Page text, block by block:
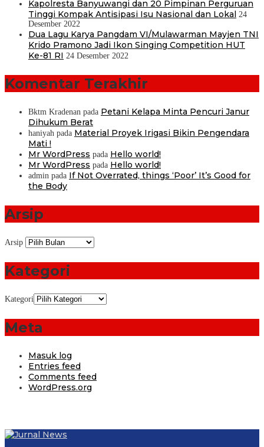
Kapolresta Banyuwangi dan 20 Pimpinan Perguruan
Tinggi Kompak Antisipasi Isu Nasional dan Lokal 24
Desember 2022
Dua Lagu Karya Pangdam VI/Mulawarman Mayjen TNI
Krido Pramono Jadi Ikon Singing Competition HUT
Ke-81 RI 24 Desember 2022
Komentar Terakhir
Bktm Kradenan pada Petani Kelapa Minta Pencuri Janur
Dihukum Berat
haniyah pada Material Proyek Irigasi Bikin Pengendara
Mati !
Mr WordPress pada Hello world!
Mr WordPress pada Hello world!
admin pada If Not Overrated, things ‘Poor’ It’s Good for
the Body
Arsip
Arsip
Kategori
Kategori
Meta
Masuk log
Entries feed
Comments feed
WordPress.org